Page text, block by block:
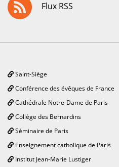
Flux RSS
Saint-Siège
Conférence des évêques de France
Cathédrale Notre-Dame de Paris
Collège des Bernardins
Séminaire de Paris
Enseignement catholique de Paris
Institut Jean-Marie Lustiger